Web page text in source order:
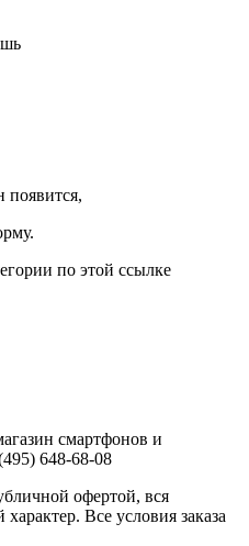
появится,
по этой ссылке
смартфонов и
648-68-08
офертой, вся
Все условия заказа